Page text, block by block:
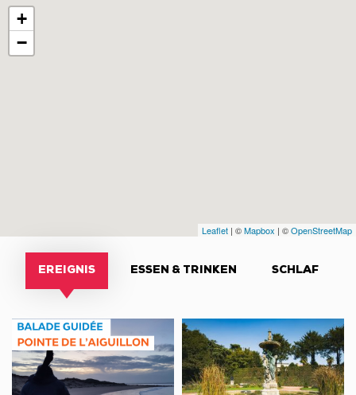
+
−
Leaflet | ©Mapbox | ©OpenStreetMap
EREIGNIS ESSEN & TRINKEN SCHLAF
NATUR
WANDERUNG
„ZWISCHEN
Visite
nocturne
au